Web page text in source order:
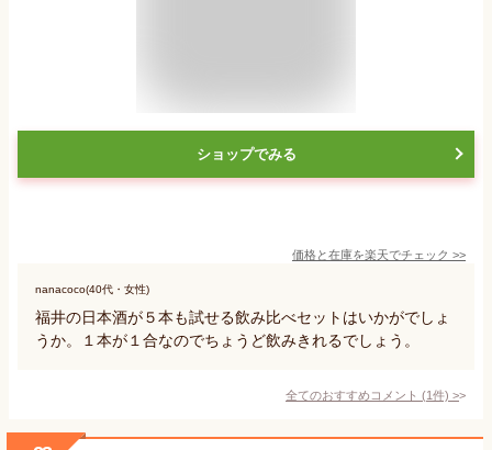
ショップでみる
価格と在庫を楽天でチェック >>
nanacoco(40代・女性)
福井の日本酒が５本も試せる飲み比べセットはいかがでしょ
うか。１本が１合なのでちょうど飲みきれるでしょう。
全てのおすすめコメント (1件) >